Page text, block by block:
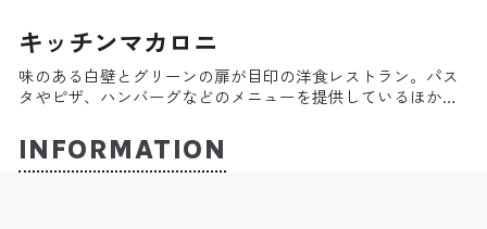
キッチンマカロニ
味のある白壁とグリーンの扉が目印の洋食レストラン。パス
タやピザ、ハンバーグなどのメニューを提供しているほか、
ン1斤の上に生クリームとバニラアイスがタワーのようにそび
え立ち、ソースがしたたり落ちる姿は圧巻。友人同士でシェ
アしても良い。
INFORMATION